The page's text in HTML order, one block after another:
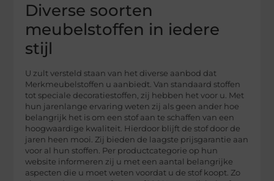
Diverse soorten
meubelstoffen in iedere
stijl
U zult versteld staan van het diverse aanbod dat
Merkmeubelstoffen u aanbiedt. Van standaard stoffen
tot speciale decoratiestoffen, zij hebben het voor u. Met
hun jarenlange ervaring weten zij als geen ander hoe
belangrijk het is om een stof aan te schaffen van een
hoogwaardige kwaliteit. Hierdoor blijft de stof door de
jaren heen mooi. Zij bieden de laagste prijsgarantie aan
voor al hun stoffen. Per productcategorie op hun
website informeren zij u met een aantal belangrijke
aspecten die u moet weten voordat u de stof koopt. Zo